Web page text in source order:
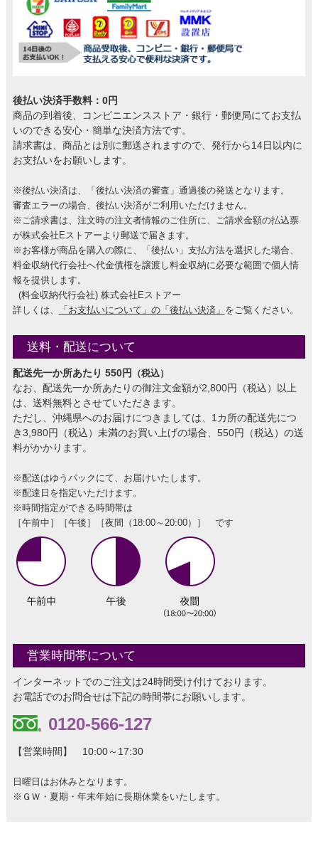
後払い決済手数料：0円
商品の到着後、コンビニエンスストア・銀行・郵便局にてお支払
いのできる安心・簡単な決済方法です。
請求書は、商品とは別に郵送されますので、発行から14日以内に
お支払いをお願いします。
※後払い決済は、「後払い決済の審査」通過後の発送となります。
審査エラーの場合、後払い決済がご利用いただけません。
※ご請求書は、注文時の注文者情報のご住所に、ご請求金額の払込票
が株式会社Eストアーより郵送で届きます。
※お客様が商品を購入の際に、「後払い」支払方法を選択した場合、
料金収納代行会社へ代金債権を譲渡し料金収納に必要な範囲で個人情
報を提供します。
(料金収納代行会社) 株式会社Eストアー
詳しくは、
「お支払いについて」の「後払い決済」 をご覧ください。
送料・配送について
配送先一か所あたり 550円 （税込）
なお、配送先一か所あたりの御注文金額が2,800円（税込）以上
は、送料無料とさせていただきます。
ただし、沖縄県へのお届けにつきましては、1カ所の配送先につ
き3,980円（税込）未満のお買い上げの場合、550円（税込）の送
料がかかります。
※配送はゆうパックにて、お届けいたします。
※配達日を指定いただけます。
※時間指定ができる時間帯は
［午前中］［午後］［夜間（18:00～20:00）］ です
営業時間帯について
インターネットでのご注文は24時間受け付けております。
お電話でのお問合せは下記の時間帯にお願いします。
0120-566-127
【営業時間】 10:00～17:30
日曜日はお休みとなります。
※ＧＷ・夏期・年末年始に長期休業をいたします。